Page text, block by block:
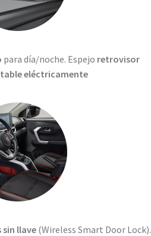
para día/noche. Espejo retrovisor
eléctricamente
sin llave (Wireless Smart Door Lock).